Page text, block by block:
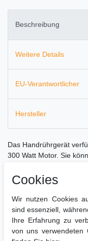
Beschreibung
Weitere Details
EU-Verantwortlicher
Hersteller
Das Handrührgerät
300 Watt Motor. Sie
rühren oder kneten.
reinigen.
Im Lieferumfang sind
Cookies
Wir nutzen Cookies
sind essenziell,
Ihre Erfahrung zu
von uns verwendeten